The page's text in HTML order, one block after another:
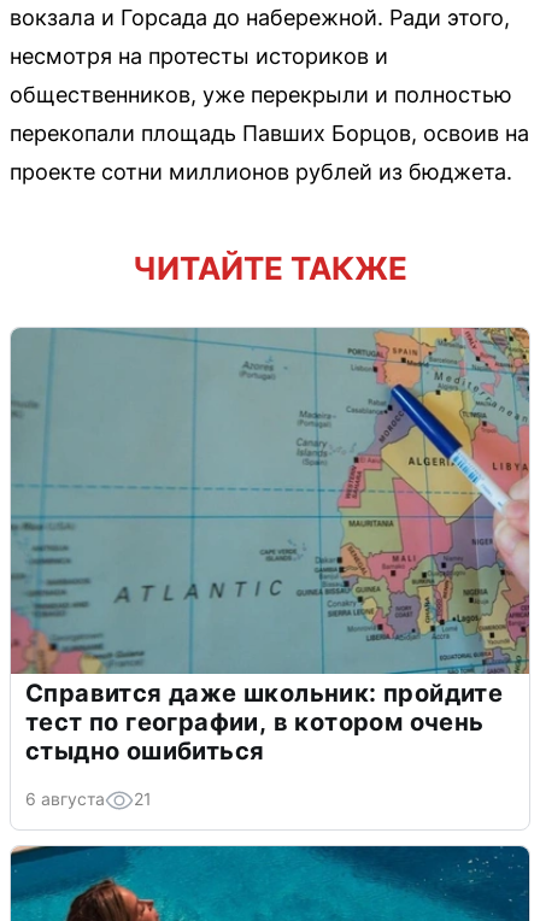
вокзала и Горсада до набережной. Ради этого,
несмотря на протесты историков и
общественников, уже перекрыли и полностью
перекопали площадь Павших Борцов, освоив на
проекте сотни миллионов рублей из бюджета.
ЧИТАЙТЕ ТАКЖЕ
Справится даже школьник: пройдите
тест по географии, в котором очень
стыдно ошибиться
6 августа 21